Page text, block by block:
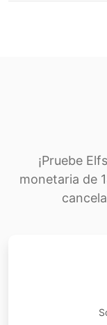
¡Pruebe
monetaria de